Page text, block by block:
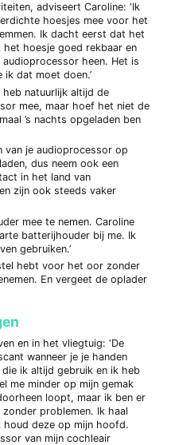
adviseert Caroline: ‘Ik
hoesjes mee voor het
Ik dacht eerst dat het
hoesje goed rekbaar en
heen. Het is
dat moet doen.’
heb natuurlijk altijd de
mee, maar hoef het niet de
’s nachts opgeladen ben
je audioprocessor op
dus neem ook een
in het land van
zijn ook steeds vaker
mee te nemen. Caroline
batterijhouder bij me. Ik
gebruiken.’
hebt voor het oor zonder
En vergeet de oplader
en in het vliegtuig: ‘De
wanneer je je handen
ik altijd gebruik en ik heb
me minder op mijn gemak
loopt, maar ik ben er
problemen. Ik haal
deze op mijn hoofd.
van mijn cochleair